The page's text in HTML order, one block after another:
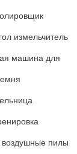
измельчитель
машина для
пилы